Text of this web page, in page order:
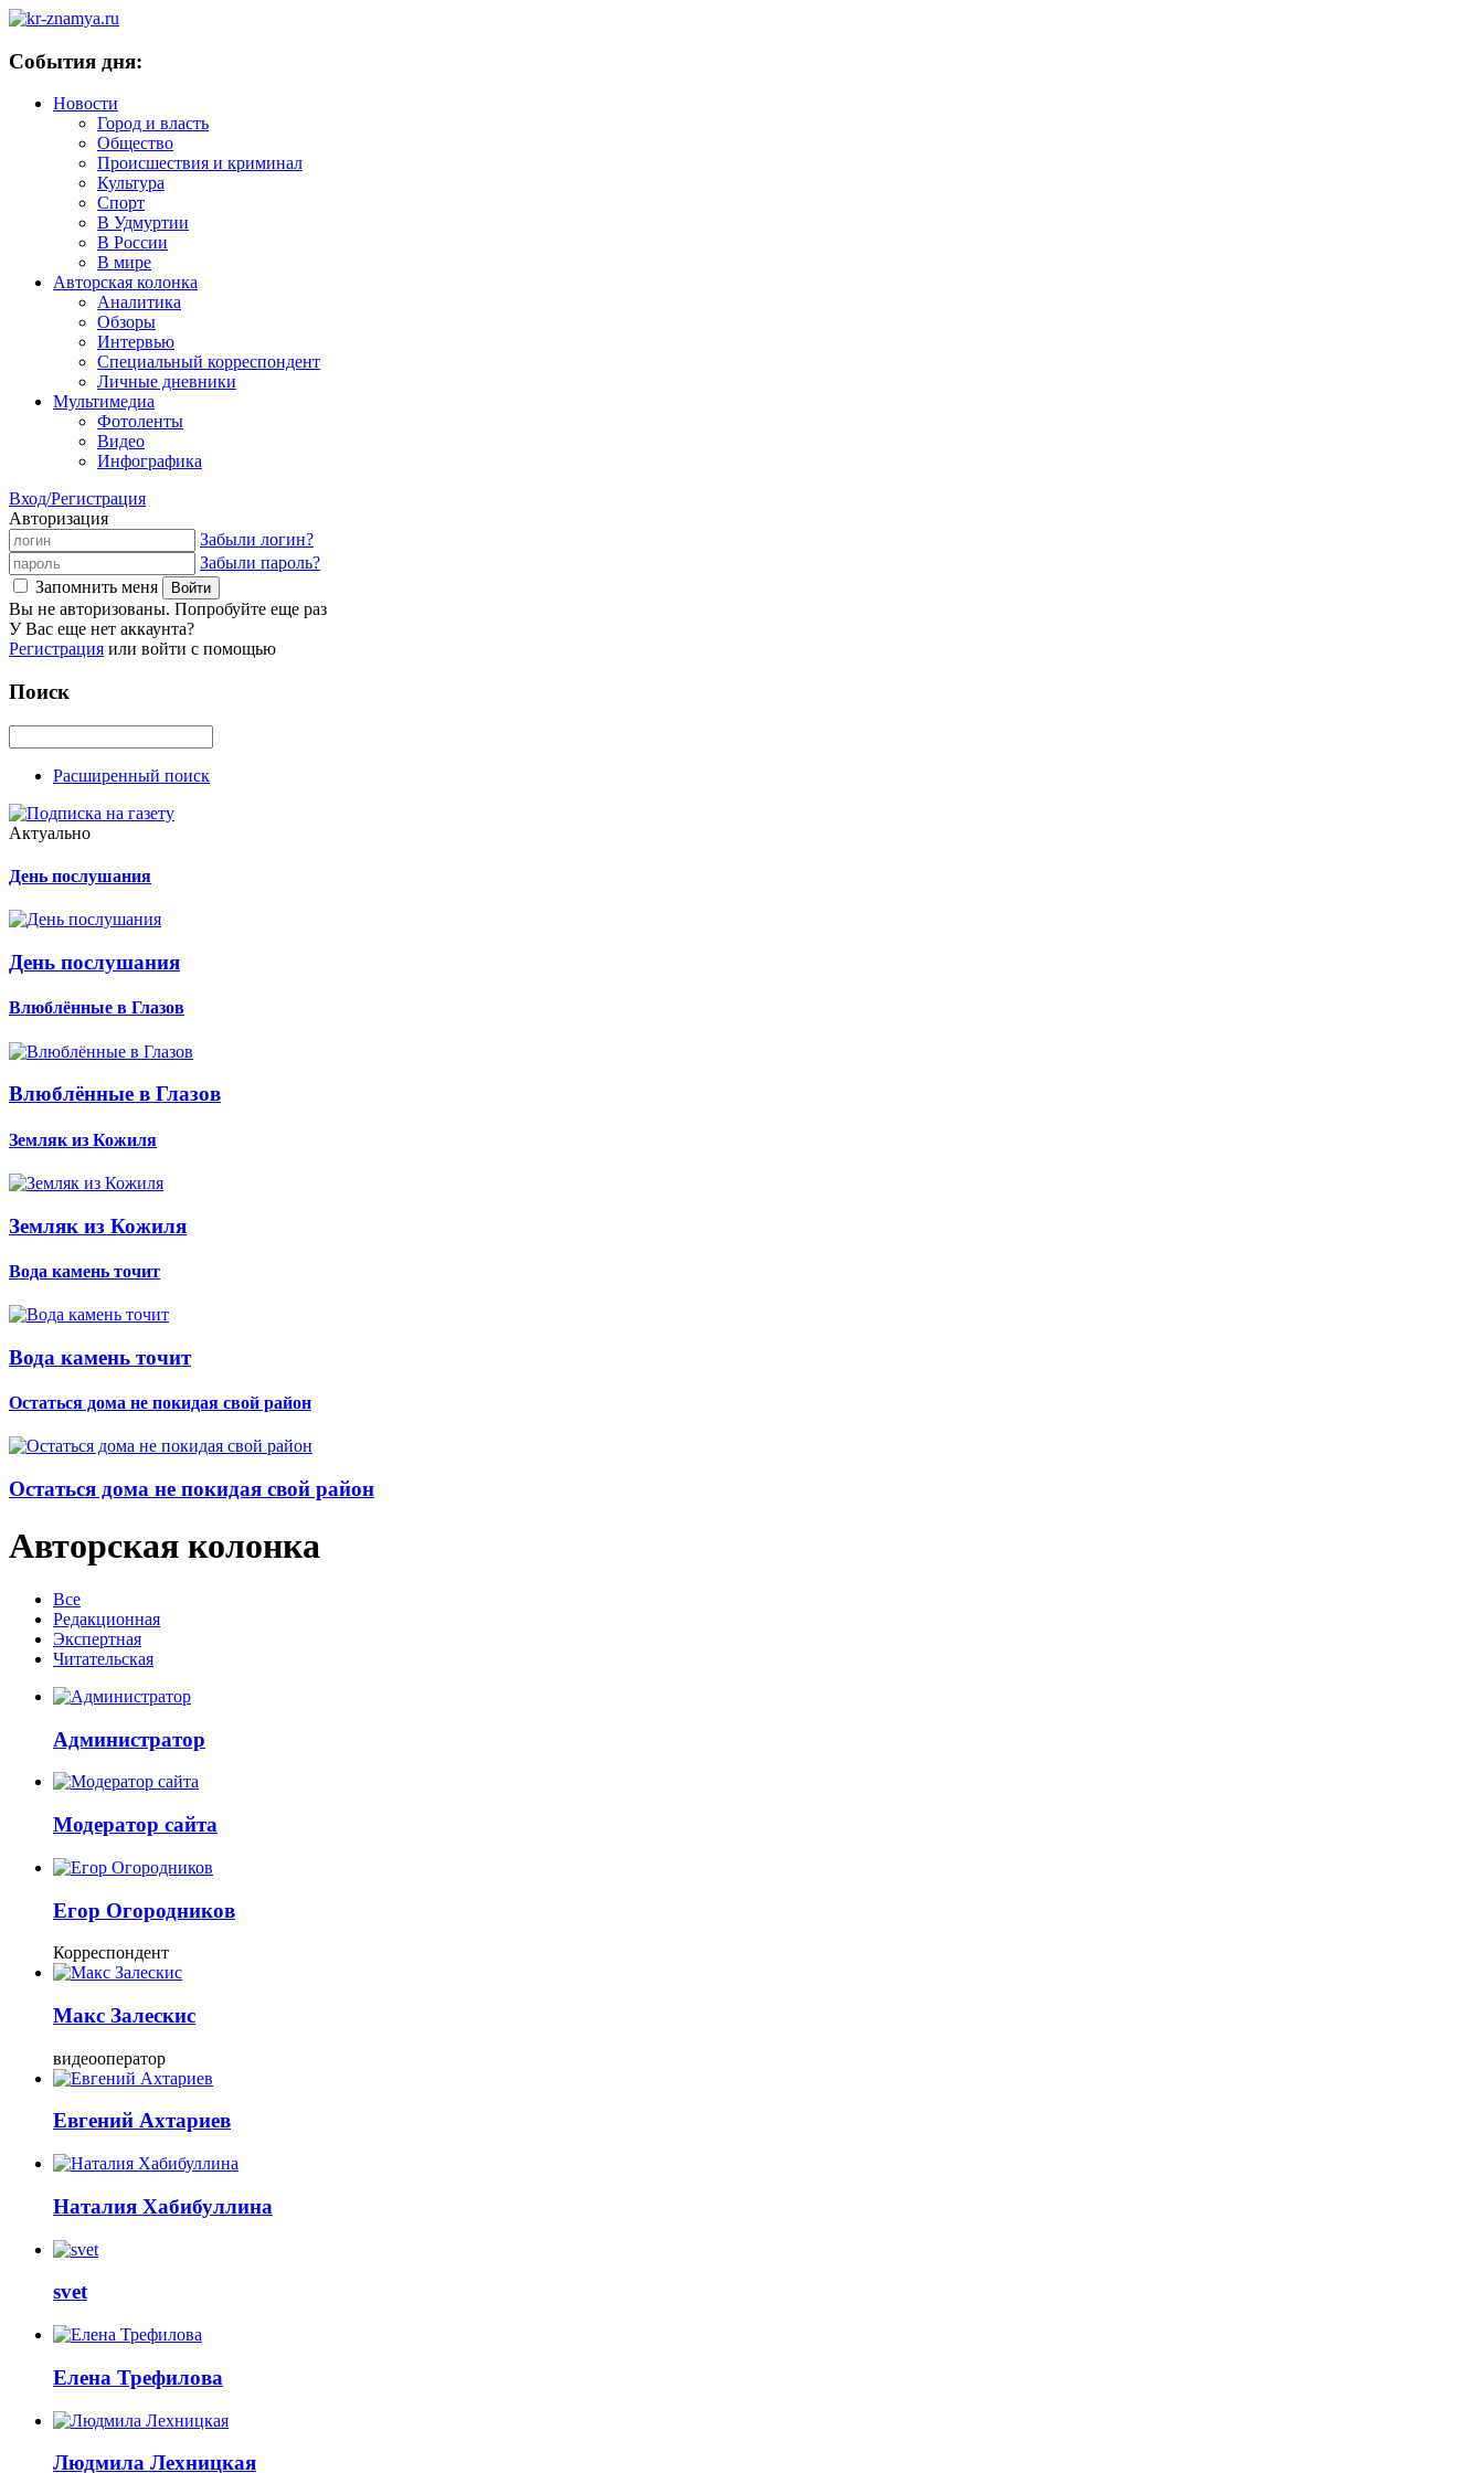
События дня:
Новости
Город и власть
Общество
Происшествия и криминал
Культура
Спорт
В Удмуртии
В России
В мире
Авторская колонка
Аналитика
Обзоры
Интервью
Специальный корреспондент
Личные дневники
Мультимедиа
Фотоленты
Видео
Инфографика
Вход/Регистрация
Авторизация
Забыли логин?
Забыли пароль?
Запомнить меня
Вы не авторизованы. Попробуйте еще раз
У Вас еще нет аккаунта?
Регистрация или войти с помощью
Поиск
Расширенный поиск
Актуально
День послушания
День послушания
Влюблённые в Глазов
Влюблённые в Глазов
Земляк из Кожиля
Земляк из Кожиля
Вода камень точит
Вода камень точит
Остаться дома не покидая свой район
Остаться дома не покидая свой район
Авторская колонка
Все
Редакционная
Экспертная
Читательская
Администратор
Модератор сайта
Егор Огородников
Корреспондент
Макс Залескис
видеооператор
Евгений Ахтариев
Наталия Хабибуллина
svet
Елена Трефилова
Людмила Лехницкая